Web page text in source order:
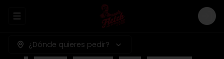
Abrir menu de navegación
¿Dónde quieres pedir?